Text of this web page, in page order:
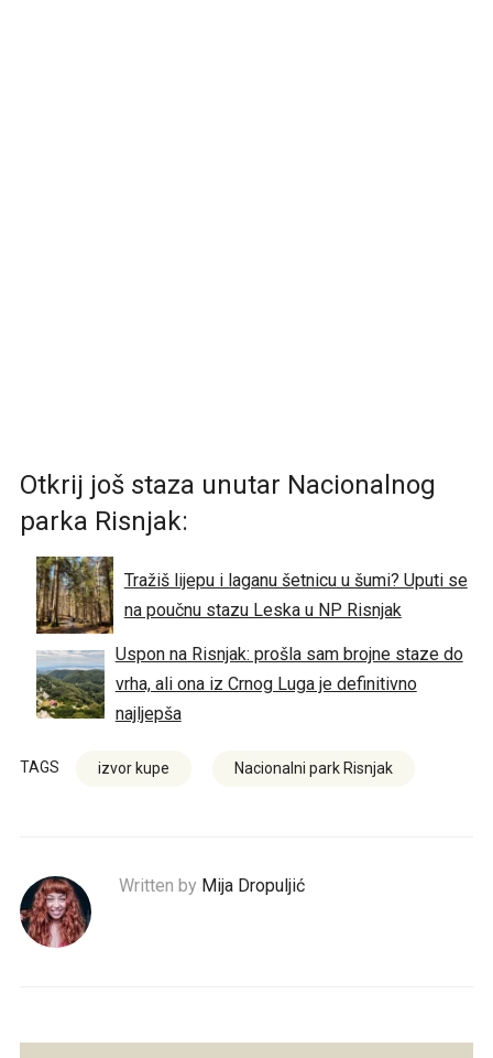
Otkrij još staza unutar Nacionalnog
parka Risnjak:
Tražiš lijepu i laganu šetnicu u šumi? Uputi se
na poučnu stazu Leska u NP Risnjak
Uspon na Risnjak: prošla sam brojne staze do
vrha, ali ona iz Crnog Luga je definitivno
najljepša
TAGS izvor kupe Nacionalni park Risnjak
Written by Mija Dropuljić